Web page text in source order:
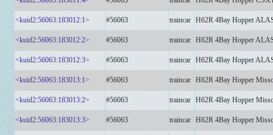
<kuid2:56063:183012:1> #56063 traincar H62R 4Bay Hopper
<kuid2:56063:183012:2> #56063 traincar H62R 4Bay Hopper
<kuid2:56063:183012:3> #56063 traincar H62R 4Bay Hopper
<kuid2:56063:183013:1> #56063 traincar H62R 4Bay Hopper
<kuid2:56063:183013:2> #56063 traincar H62R 4Bay Hopper
<kuid2:56063:183013:3> #56063 traincar H62R 4Bay Hopper